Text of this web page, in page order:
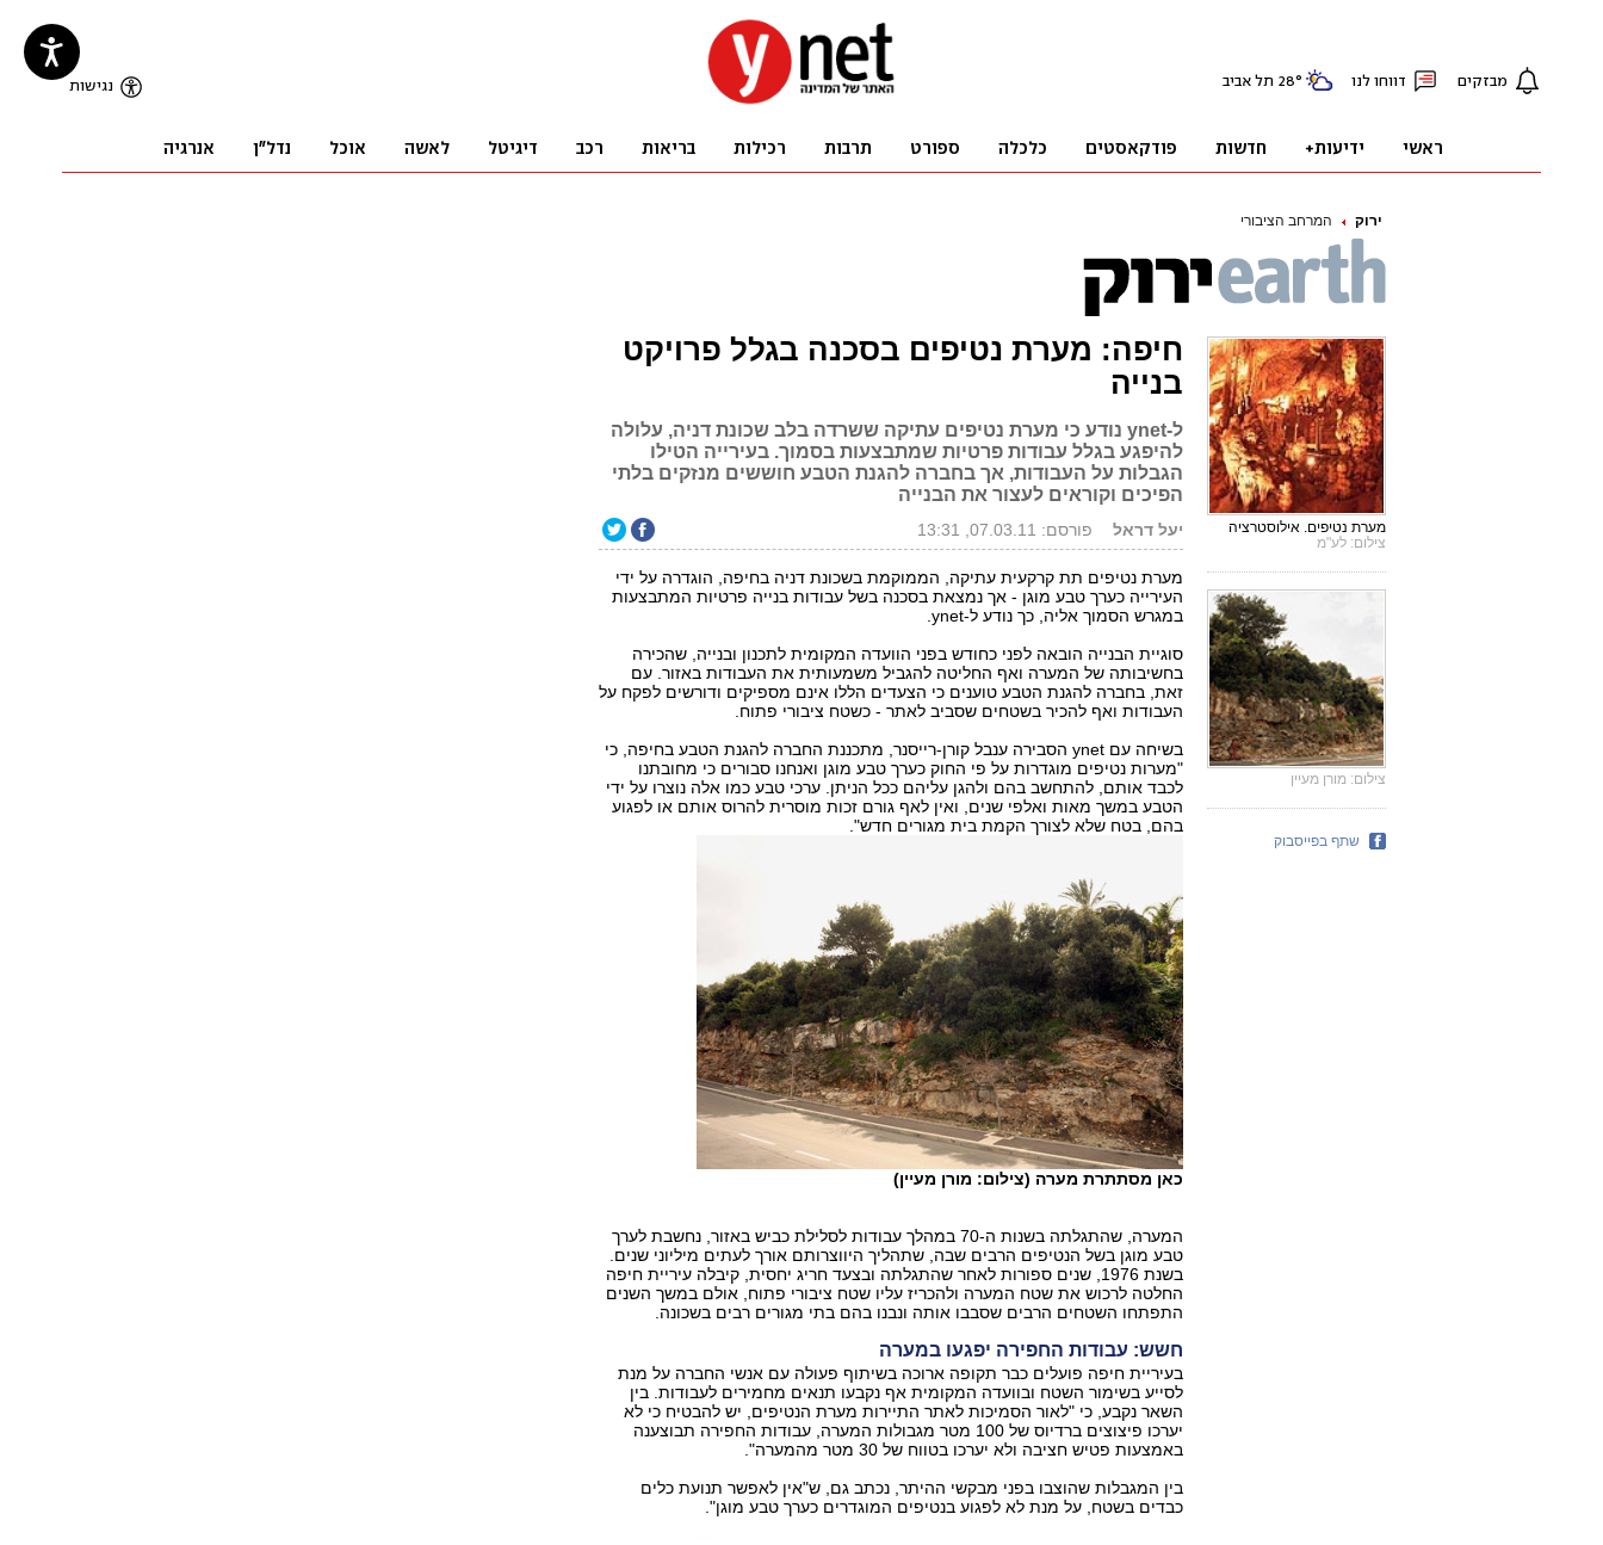
ירוק המרחב הציבורי
חיפה: מערת נטיפים בסכנה בגלל פרויקט
בנייה
ל-ynet נודע כי מערת נטיפים עתיקה ששרדה בלב שכונת דניה, עלולה
להיפגע בגלל עבודות פרטיות שמתבצעות בסמוך. בעירייה הטילו
הגבלות על העבודות, אך בחברה להגנת הטבע חוששים מנזקים בלתי
הפיכים וקוראים לעצור את הבנייה
יעל דראל פורסם: 07.03.11, 13:31
מערת נטיפים תת קרקעית עתיקה, הממוקמת בשכונת דניה בחיפה, הוגדרה על ידי
העירייה כערך טבע מוגן - אך נמצאת בסכנה בשל עבודות בנייה פרטיות המתבצעות
במגרש הסמוך אליה, כך נודע ל-ynet.
סוגיית הבנייה הובאה לפני כחודש בפני הוועדה המקומית לתכנון ובנייה, שהכירה
בחשיבותה של המערה ואף החליטה להגביל משמעותית את העבודות באזור. עם
זאת, בחברה להגנת הטבע טוענים כי הצעדים הללו אינם מספיקים ודורשים לפקח על
העבודות ואף להכיר בשטחים שסביב לאתר - כשטח ציבורי פתוח.
בשיחה עם ynet הסבירה ענבל קורן-רייסנר, מתכננת החברה להגנת הטבע בחיפה, כי
"מערות נטיפים מוגדרות על פי החוק כערך טבע מוגן ואנחנו סבורים כי מחובתנו
לכבד אותם, להתחשב בהם ולהגן עליהם ככל הניתן. ערכי טבע כמו אלה נוצרו על ידי
הטבע במשך מאות ואלפי שנים, ואין לאף גורם זכות מוסרית להרוס אותם או לפגוע
בהם, בטח שלא לצורך הקמת בית מגורים חדש".
כאן מסתתרת מערה (צילום: מורן מעיין)
המערה, שהתגלתה בשנות ה-70 במהלך עבודות לסלילת כביש באזור, נחשבת לערך
טבע מוגן בשל הנטיפים הרבים שבה, שתהליך היווצרותם אורך לעתים מיליוני שנים.
בשנת 1976, שנים ספורות לאחר שהתגלתה ובצעד חריג יחסית, קיבלה עיריית חיפה
החלטה לרכוש את שטח המערה ולהכריז עליו שטח ציבורי פתוח, אולם במשך השנים
התפתחו השטחים הרבים שסבבו אותה ונבנו בהם בתי מגורים רבים בשכונה.
חשש: עבודות החפירה יפגעו במערה
בעיריית חיפה פועלים כבר תקופה ארוכה בשיתוף פעולה עם אנשי החברה על מנת
לסייע בשימור השטח ובוועדה המקומית אף נקבעו תנאים מחמירים לעבודות. בין
השאר נקבע, כי "לאור הסמיכות לאתר התיירות מערת הנטיפים, יש להבטיח כי לא
יערכו פיצוצים ברדיוס של 100 מטר מגבולות המערה, עבודות החפירה תבוצענה
באמצעות פטיש חציבה ולא יערכו בטווח של 30 מטר מהמערה".
בין המגבלות שהוצבו בפני מבקשי ההיתר, נכתב גם, ש"אין לאפשר תנועת כלים
כבדים בשטח, על מנת לא לפגוע בנטיפים המוגדרים כערך טבע מוגן".
מערת נטיפים. אילוסטרציה
צילום: לע"מ
צילום: מורן מעיין
שתף בפייסבוק